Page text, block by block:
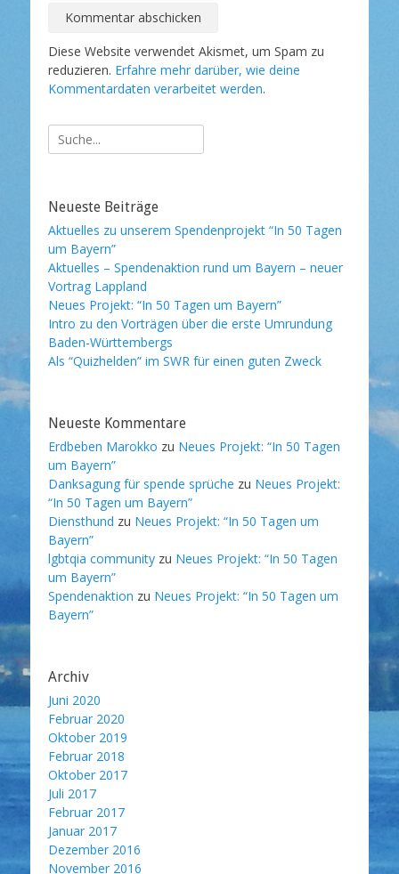
Diese Website verwendet Akismet, um Spam zu
reduzieren. Erfahre mehr darüber, wie deine
Kommentardaten verarbeitet werden.
Suche
nach:
Neueste Beiträge
Aktuelles zu unserem Spendenprojekt “In 50 Tagen
um Bayern”
Aktuelles – Spendenaktion rund um Bayern – neuer
Vortrag Lappland
Neues Projekt: “In 50 Tagen um Bayern”
Intro zu den Vorträgen über die erste Umrundung
Baden-Württembergs
Als “Quizhelden” im SWR für einen guten Zweck
Neueste Kommentare
Erdbeben Marokko zu Neues Projekt: “In 50 Tagen
um Bayern”
Danksagung für spende sprüche zu Neues Projekt:
“In 50 Tagen um Bayern”
Diensthund zu Neues Projekt: “In 50 Tagen um
Bayern”
lgbtqia community zu Neues Projekt: “In 50 Tagen
um Bayern”
Spendenaktion zu Neues Projekt: “In 50 Tagen um
Bayern”
Archiv
Juni 2020
Februar 2020
Oktober 2019
Februar 2018
Oktober 2017
Juli 2017
Februar 2017
Januar 2017
Dezember 2016
November 2016